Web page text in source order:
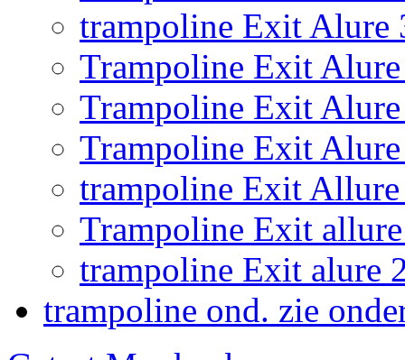
trampoline Exit Alure
Trampoline Exit
Trampoline Exit
Trampoline Exit
trampoline Exit
Trampoline Exit
trampoline Exit alure
trampoline ond. zie